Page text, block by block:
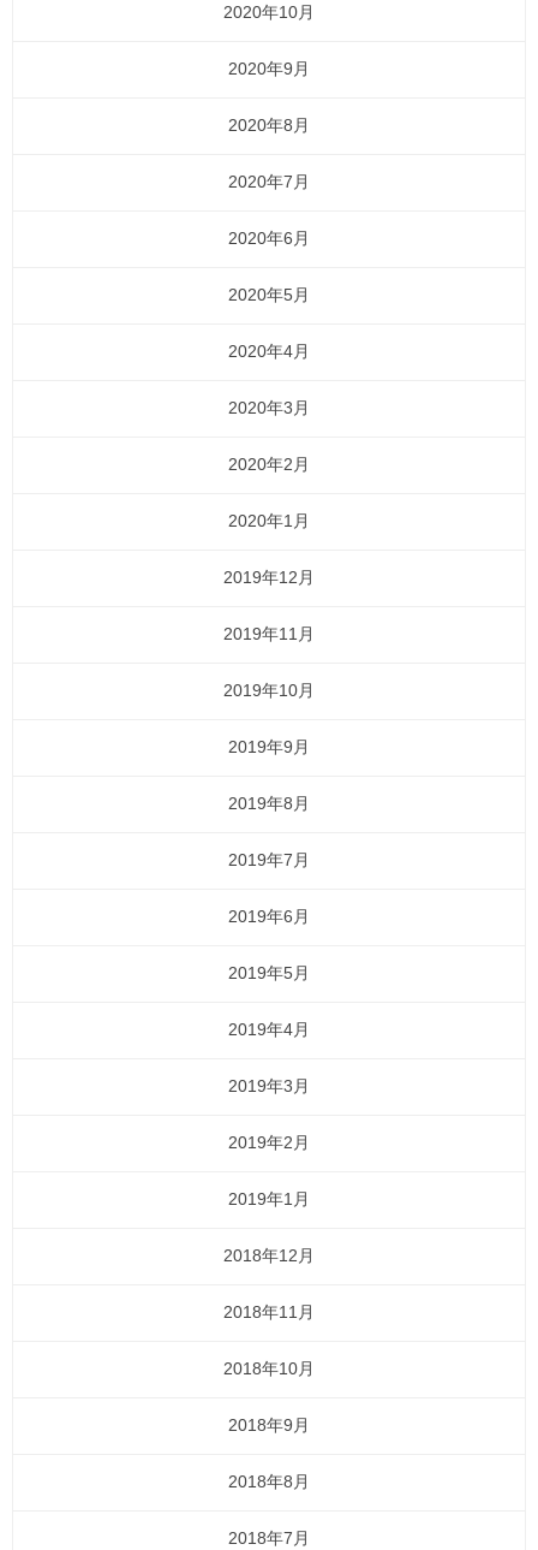
2020年10月
2020年9月
2020年8月
2020年7月
2020年6月
2020年5月
2020年4月
2020年3月
2020年2月
2020年1月
2019年12月
2019年11月
2019年10月
2019年9月
2019年8月
2019年7月
2019年6月
2019年5月
2019年4月
2019年3月
2019年2月
2019年1月
2018年12月
2018年11月
2018年10月
2018年9月
2018年8月
2018年7月